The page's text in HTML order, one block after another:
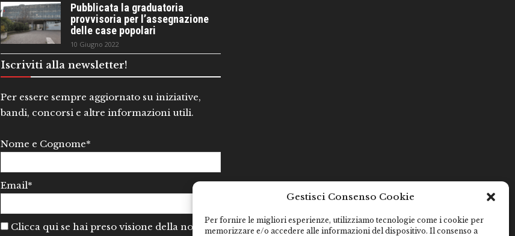
Gestisci Consenso Cookie
Per fornire le migliori esperienze, utilizziamo tecnologie come i cookie per
memorizzare e/o accedere alle informazioni del dispositivo. Il consenso a
Pubblicata la graduatoria
provvisoria per l’assegnazione
delle case popolari
10 Giugno 2022
Iscriviti alla newsletter!
Per essere sempre aggiornato su iniziative,
bandi, concorsi e altre informazioni utili.
Nome e Cognome*
Email*
Clicca qui se hai preso visione della nostra